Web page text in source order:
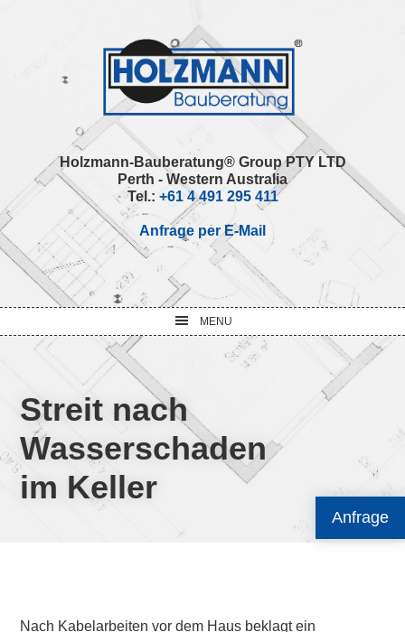
Anfrage
navigation
Holzmann-Bauberatung® Group PTY LTD
Perth - Western Australia
Tel.: +61 4 491 295 411
Anfrage per E-Mail
MENU
Streit nach
Wasserschaden
im Keller
Nach Kabelarbeiten vor dem Haus beklagt ein